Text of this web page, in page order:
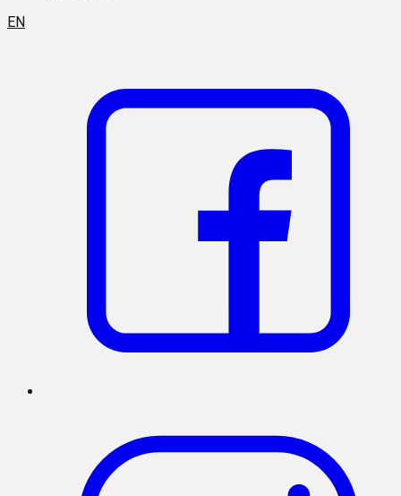
EN